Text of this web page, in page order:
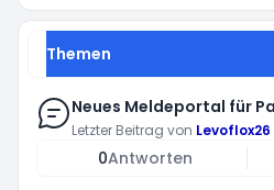
Themen
Neues Meldeportal für
Letzter Beitrag von Levoflox26
0Antworten